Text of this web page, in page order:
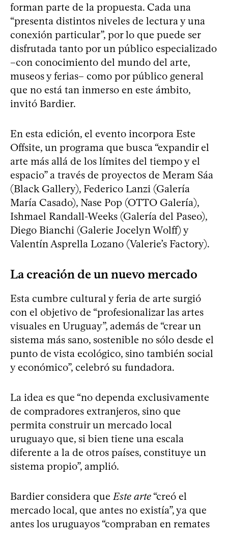
forman parte de la propuesta. Cada una
“presenta distintos niveles de lectura y una
conexión particular”, por lo que puede ser
disfrutada tanto por un público especializado
–con conocimiento del mundo del arte,
museos y ferias– como por público general
que no está tan inmerso en este ámbito,
invitó Bardier.
En esta edición, el evento incorpora Este
Offsite, un programa que busca “expandir el
arte más allá de los límites del tiempo y el
espacio” a través de proyectos de Meram Sáa
(Black Gallery), Federico Lanzi (Galería
María Casado), Nase Pop (OTTO Galería),
Ishmael Randall-Weeks (Galería del Paseo),
Diego Bianchi (Galerie Jocelyn Wolff) y
Valentín Asprella Lozano (Valerie’s Factory).
La creación de un nuevo mercado
Esta cumbre cultural y feria de arte surgió
con el objetivo de “profesionalizar las artes
visuales en Uruguay”, además de “crear un
sistema más sano, sostenible no sólo desde el
punto de vista ecológico, sino también social
y económico”, celebró su fundadora.
La idea es que “no dependa exclusivamente
de compradores extranjeros, sino que
permita construir un mercado local
uruguayo que, si bien tiene una escala
diferente a la de otros países, constituye un
sistema propio”, amplió.
Bardier considera que Este arte “creó el
mercado local, que antes no existía”, ya que
antes los uruguayos “compraban en remates